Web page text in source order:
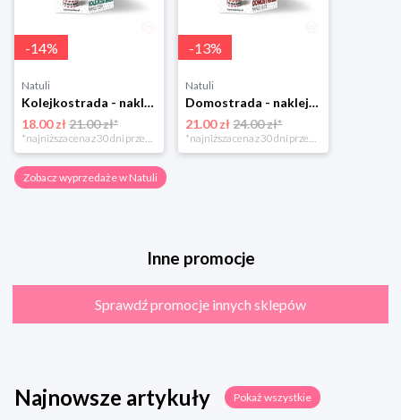
-14%
Natuli
Kolejkostrada - naklejaj tory Zuzutoys
18.00 zł21.00 zł*
*najniższa cena z 30 dni przed obniżką
-13%
Natuli
Domostrada - naklejaj ulice Zuzutoys
21.00 zł 24.00 zł*
*najniższa cena z 30 dni przed obniżką
Zobacz wyprzedaże w Natuli
Inne promocje
Sprawdź promocje innych sklepów
Najnowsze artykuły Pokaż wszystkie